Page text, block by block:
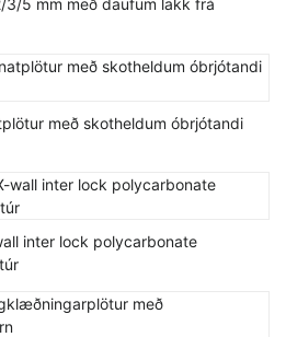
5 mm með daufum lakk frá
með skotheldum óbrjótandi
inter lock polycarbonate